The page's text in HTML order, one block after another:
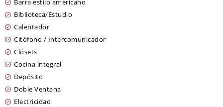
Barra estilo americano
Biblioteca/Estudio
Calentador
Citófono / Intercomunicador
Clósets
Cocina integral
Depósito
Doble Ventana
Electricidad